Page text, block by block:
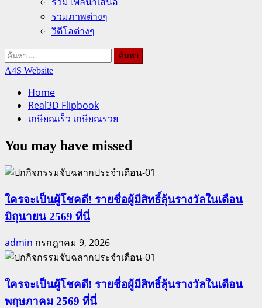
รวมไฟล์นำเสนอ
รวมภาพต่างๆ
วิดีโอต่างๆ
ค้นหา
สำหรับ:
A4S Website
Home
Real3D Flipbook
เกษียณเร็ว เกษียณรวย
You may have missed
ใครจะเป็นผู้โชคดี! รายชื่อผู้มีสิทธิ์ลุ้นรางวัลในเดือน
มิถุนายน 2569 ที่นี่
admin กรกฎาคม 9, 2026
ใครจะเป็นผู้โชคดี! รายชื่อผู้มีสิทธิ์ลุ้นรางวัลในเดือน
พฤษภาคม 2569 ที่นี่